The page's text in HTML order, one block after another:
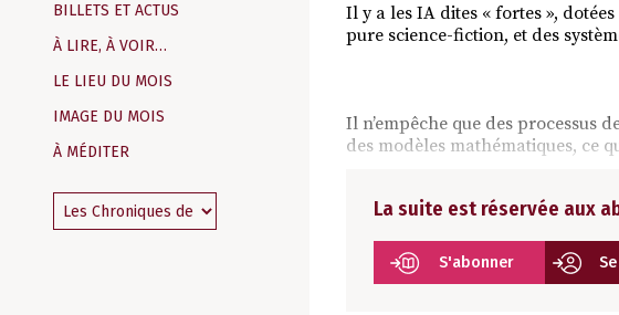
BILLETS ET ACTUS
À LIRE, À VOIR…
LE LIEU DU MOIS
IMAGE DU MOIS
À MÉDITER
Il y a les IA dites « fortes »,
pure science-fiction, et des
Il n’empêche que des processus
des modèles mathématiques, ce
La suite est réservée aux
S'abonner